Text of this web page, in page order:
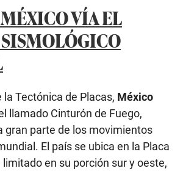
VÍA EL
la Tectónica de Placas, México
llamado Cinturón de Fuego,
gran parte de los movimientos
El país se ubica en la Placa
en su porción sur y oeste,